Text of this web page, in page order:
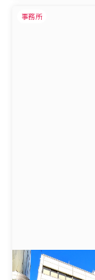
事務所